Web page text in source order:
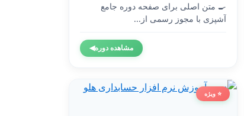
🍳 متن اصلی برای صفحه دوره جامع
آشپزی با مجوز رسمی از...
مشاهده دوره◀
⭐ ویژه